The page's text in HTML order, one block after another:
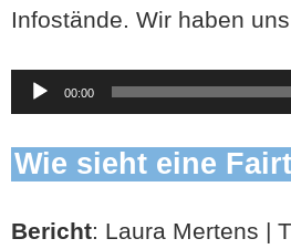
Infostände. Wir haben
Audio-
Player
00:00
Wie sieht eine
Bericht: Laura Mertens |